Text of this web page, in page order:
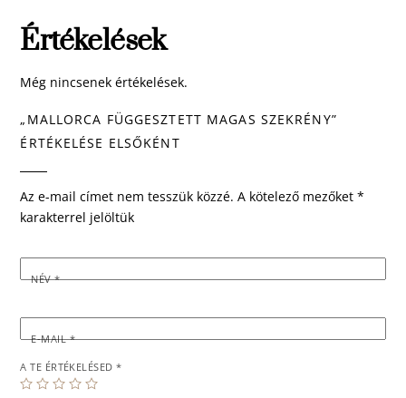
Értékelések
Még nincsenek értékelések.
„MALLORCA FÜGGESZTETT MAGAS SZEKRÉNY”
ÉRTÉKELÉSE ELSŐKÉNT
Az e-mail címet nem tesszük közzé. A kötelező mezőket*
karakterrel jelöltük
NÉV*
E-MAIL*
A TE ÉRTÉKELÉSED*